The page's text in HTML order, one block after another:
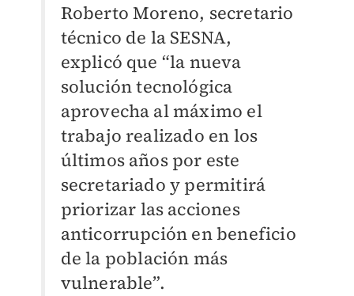
Roberto Moreno, secretario
técnico de la SESNA,
explicó que “la nueva
solución tecnológica
aprovecha al máximo el
trabajo realizado en los
últimos años por este
secretariado y permitirá
priorizar las acciones
anticorrupción en beneficio
de la población más
vulnerable”.